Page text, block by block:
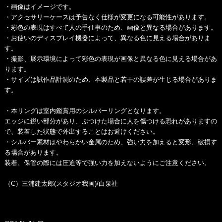
・画像はイメージです。
・アクセサリーケースは予告なく仕様が変更になる可能性があります。
・彩色の表現はすべて人の手仕事のため、画像と異なる場合があります。
・お使いのディスプレイ機器によって、異なる色に見える場合がありま
す。
・撮影、展示環境によって彩色の表現が画像と異なる色に見える場合があ
ります。
・サイズは試作品計測のため、本製品と若干の誤差が生じる場合がありま
す。
・本リングは室内鑑賞用のシルバーリングとなります。
エッジに鋭い部分があり、ぶつけた場合に人を傷つける恐れがありますの
で、装着した状態で外出することはお避けください。
・シルバー素材はやわらかい金属のため、強い力を加えると変形、破損す
る場合があります。
装着、保管の際には圧迫等で強い力を加えないようにご注意ください。
（C）三浦建太郎(スタジオ我画)/白泉社